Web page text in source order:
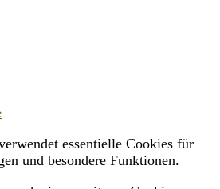
essentielle Cookies für
und besondere Funktionen.